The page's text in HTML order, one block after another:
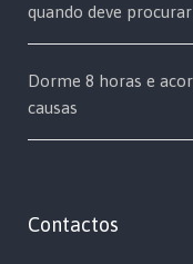
quando deve
Dorme 8 horas e
causas
Contactos